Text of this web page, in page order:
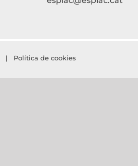
| Política de cookies